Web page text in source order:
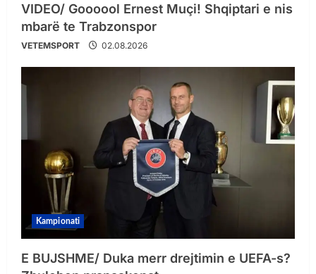
VIDEO/ Goooool Ernest Muçi! Shqiptari e nis
mbarë te Trabzonspor
VETEMSPORT 02.08.2026
Kampionati
E BUJSHME/ Duka merr drejtimin e UEFA-s?